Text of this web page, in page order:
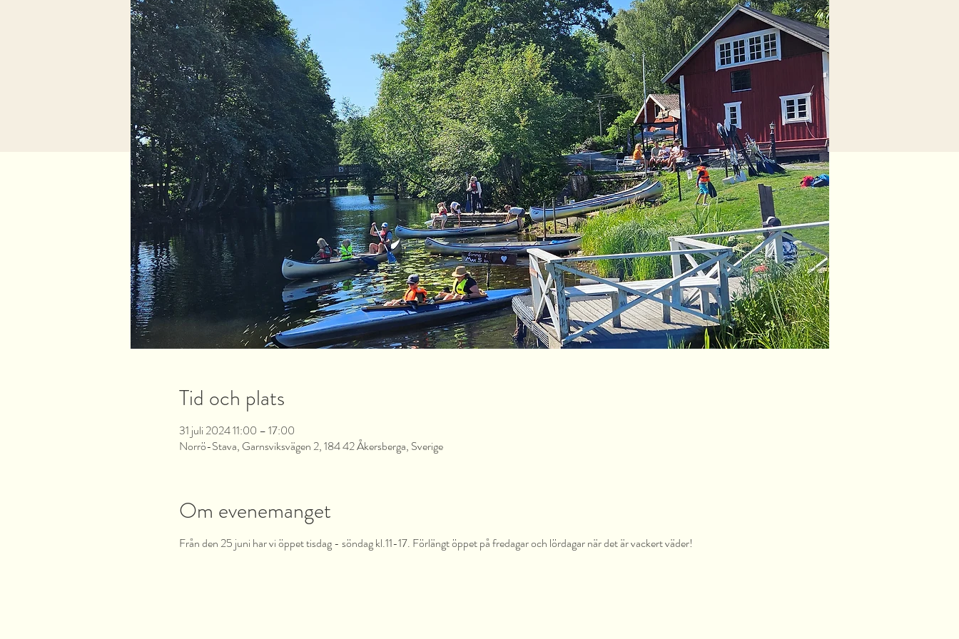
Tid och plats
31 juli 2024 11:00 – 17:00
Norrö-Stava, Garnsviksvägen 2, 184 42 Åkersberga, Sverige
Om evenemanget
Från den 25 juni har vi öppet tisdag - söndag kl.11-17. Förlängt öppet på fredagar och lördagar när det är vackert väder!